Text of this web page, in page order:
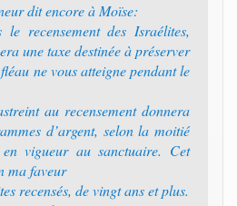
dit encore à Moïse:
recensement des Israélites,
une taxe destinée à préserver
ne vous atteigne pendant le
au recensement donnera
d’argent, selon la moitié
vigueur au sanctuaire. Cet
ma faveur
recensés, de vingt ans et plus.